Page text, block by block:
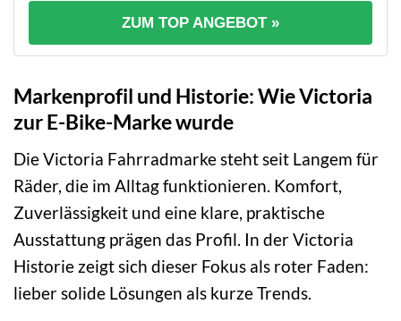
ZUM TOP ANGEBOT »
Markenprofil und Historie: Wie Victoria
zur E-Bike-Marke wurde
Die Victoria Fahrradmarke steht seit Langem für
Räder, die im Alltag funktionieren. Komfort,
Zuverlässigkeit und eine klare, praktische
Ausstattung prägen das Profil. In der Victoria
Historie zeigt sich dieser Fokus als roter Faden:
lieber solide Lösungen als kurze Trends.